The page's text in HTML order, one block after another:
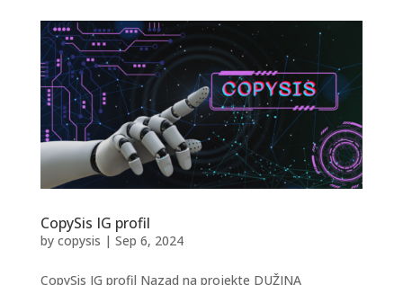
CopySis IG profil
by copysis | Sep 6, 2024
CopySis IG profil Nazad na projekte DUŽINA